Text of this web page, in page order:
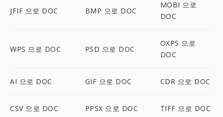
JFIF 으로 DOC BMP 으로 DOC
MOBI 으로
DOC
WPS 으로 DOC PSD 으로 DOC
OXPS 으로
DOC
AI 으로 DOC GIF 으로 DOC CDR 으로 DOC
CSV 으로 DOC PPSX 으로 DOC TIFF 으로 DOC